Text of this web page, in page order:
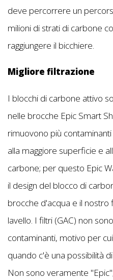
deve percorrere un
milioni di strati di carbone
raggiungere il bicchiere.
Migliore filtrazione
I blocchi di carbone attivo
nelle brocche Epic Smart
rimuovono più
alla maggiore superficie e
carbone; per questo Epic
il design del blocco di
brocche d'acqua e il nostro
lavello. I filtri (GAC) non
contaminanti, motivo per
quando c'è una possibilità
Non sono veramente